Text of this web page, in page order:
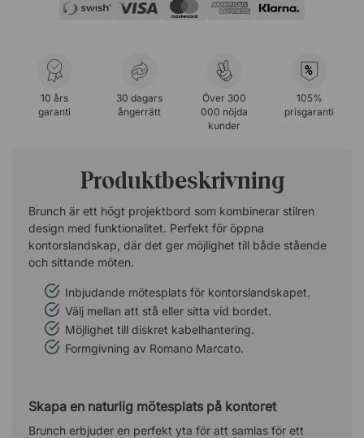
10 års
garanti
30 dagars
ångerrätt
Över 300
000 nöjda
kunder
%
105%
prisgaranti
Produktbeskrivning
Brunch är ett högt projektbord som kombinerar stilren
design med funktionalitet. Perfekt för öppna
kontorslandskap, där det ger möjlighet till både stående
och sittande möten.
Inbjudande mötesplats för kontorslandskapet.
Välj mellan att stå eller sitta vid bordet.
Möjlighet till diskret kabelhantering.
Formgivning av Romano Marcato.
Skapa en naturlig mötesplats på kontoret
Brunch erbjuder en perfekt yta för att samlas för ett